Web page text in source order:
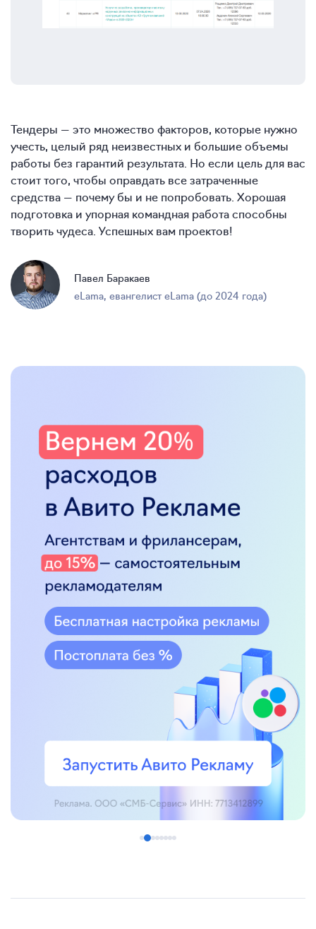
Тендеры — это множество факторов, которые нужно
учесть, целый ряд неизвестных и большие объемы
работы без гарантий результата. Но если цель для вас
стоит того, чтобы оправдать все затраченные
средства — почему бы и не попробовать. Хорошая
подготовка и упорная командная работа способны
творить чудеса. Успешных вам проектов!
Павел Баракаев
eLama, евангелист eLama (до 2024 года)